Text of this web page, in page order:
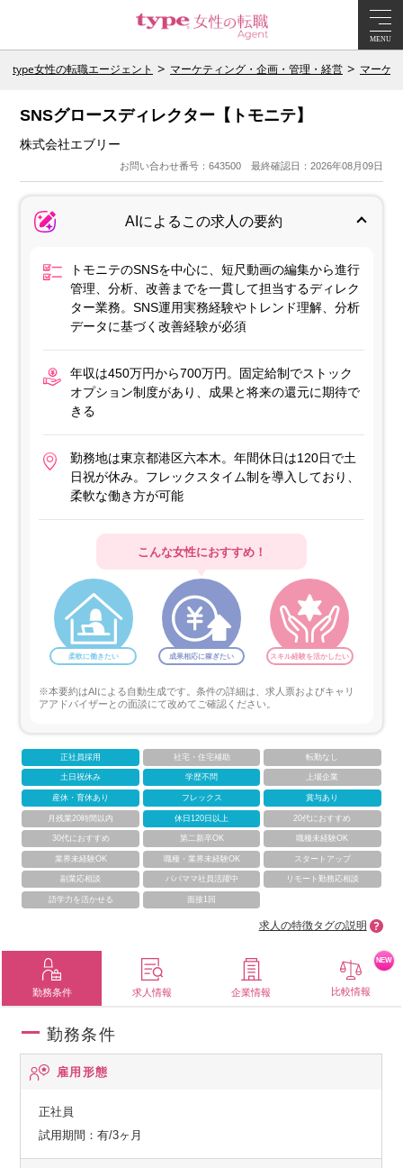
MENU
type女性の転職エージェント マーケティング・企画・管理・経営 マーケ
SNSグロースディレクター【トモニテ】
株式会社エブリー
お問い合わせ番号：643500 最終確認日：2026年08月09日
AIによるこの求人の要約
トモニテのSNSを中心に、短尺動画の編集から進行
管理、分析、改善までを一貫して担当するディレク
ター業務。SNS運用実務経験やトレンド理解、分析
データに基づく改善経験が必須
年収は450万円から700万円。固定給制でストック
オプション制度があり、成果と将来の還元に期待で
きる
勤務地は東京都港区六本木。年間休日は120日で土
日祝が休み。フレックスタイム制を導入しており、
柔軟な働き方が可能
こんな女性におすすめ！
柔軟に働きたい 成果相応に稼ぎたい スキル経験を活かしたい
※本要約はAIによる自動生成です。条件の詳細は、求人票およびキャリ
アアドバイザーとの面談にて改めてご確認ください。
正社員採用 社宅・住宅補助 転勤なし
土日祝休み 学歴不問 上場企業
産休・育休あり フレックス 賞与あり
月残業20時間以内 休日120日以上 20代におすすめ
30代におすすめ 第二新卒OK 職種未経験OK
業界未経験OK 職種・業界未経験OK スタートアップ
副業応相談 パパママ社員活躍中 リモート勤務応相談
語学力を活かせる 面接1回
求人の特徴タグの説明
勤務条件 求人情報 企業情報 比較情報
NEW
勤務条件
雇用形態
正社員
試用期間：有/3ヶ月